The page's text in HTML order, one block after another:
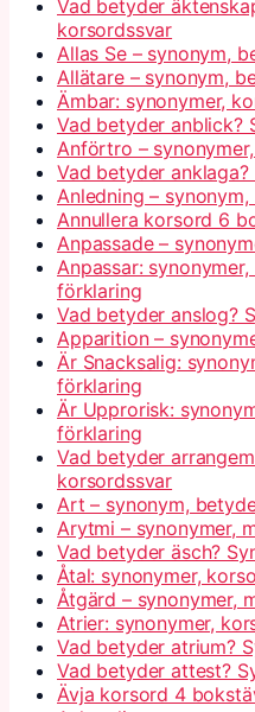
Vad betyder
korsordssvar
Allas Se – synonym,
Allätare – synonym,
Ämbar: synonymer,
Vad betyder anblick?
Anförtro –
Vad betyder
Anledning –
Annullera korsord 6
Anpassade –
Anpassar:
förklaring
Vad betyder anslog?
Apparition –
Är Snacksalig:
förklaring
Är Upprorisk:
förklaring
Vad betyder
korsordssvar
Art – synonym,
Arytmi – synonymer,
Vad betyder äsch?
Åtal: synonymer,
Åtgärd – synonymer,
Atrier: synonymer,
Vad betyder atrium?
Vad betyder attest?
Ävja korsord 4